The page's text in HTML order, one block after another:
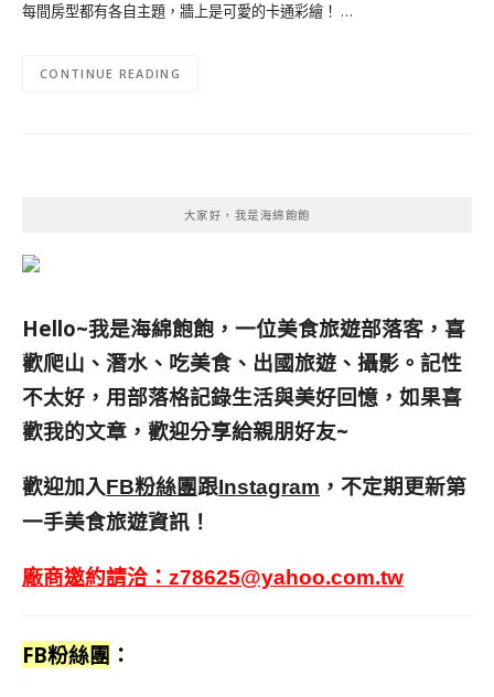
每間房型都有各自主題，牆上是可愛的卡通彩繪！ …
CONTINUE READING
大家好，我是海綿飽飽
Hello~我是海綿飽飽，一位美食旅遊部落客， 喜
歡爬山、潛水、吃美食、出國旅遊、攝影。 記性
不太好，用部落格記錄生活與美好回憶， 如果喜
歡我的文章，歡迎分享給親朋好友~
歡迎加入FB粉絲團跟Instagram ，不定期更新第
一手美食旅遊資訊！
廠商邀約請洽： z78625@yahoo.com.tw
FB粉絲團 ：